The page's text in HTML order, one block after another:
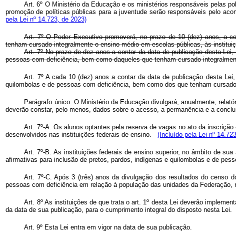
Art. 6º O Ministério da Educação e os ministérios responsáveis pelas
promoção de políticas públicas para a juventude serão responsáveis pelo
pela Lei nº 14.723, de 2023)
Art. 7º O Poder Executivo promoverá, no prazo de 10 (dez) anos, a
tenham cursado integralmente o ensino médio em escolas públicas, às
Art. 7º No prazo de dez anos a contar da data de publicação desta
pessoas com deficiência, bem como daqueles que tenham cursado
Art. 7º A cada 10 (dez) anos a contar da data de publicação desta
quilombolas e de pessoas com deficiência, bem como dos que tenham
Parágrafo único. O Ministério da Educação divulgará, anualmente,
deverão constar, pelo menos, dados sobre o acesso, a permanência e a
Art. 7º-A. Os alunos optantes pela reserva de vagas no ato da
desenvolvidos nas instituições federais de ensino.
(Incluído pela Lei nº
Art. 7º-B. As instituições federais de ensino superior, no âmbito de
afirmativas para inclusão de pretos, pardos, indígenas e quilombolas e de
Art. 7º-C. Após 3 (três) anos da divulgação dos resultados do censo
pessoas com deficiência em relação à população das unidades da Federação,
Art. 8º As instituições de que trata o art. 1º desta Lei deverão
da data de sua publicação, para o cumprimento integral do disposto nesta Lei.
Art. 9º Esta Lei entra em vigor na data de sua publicação.